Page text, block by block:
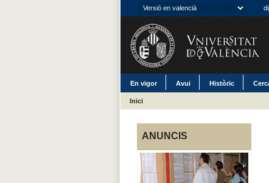
En vigor Avui Històric
Inici
ANUNCIS